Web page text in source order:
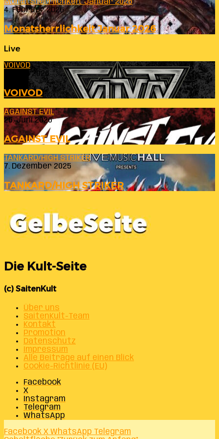
4. Februar 2026
Monatsherrlichkeit Januar 2026
Live
VOIVOD
23. Juli 2026
VOIVOD
AGAINST EVIL
26. Juni 2026
AGAINST EVIL
TANKARD/HIGH STRIKER
7. Dezember 2025
TANKARD/HIGH STRIKER
Die Kult-Seite
(c) SaitenKult
Über uns
SaitenKult-Team
Kontakt
Promotion
Datenschutz
Impressum
Alle Beiträge auf einen Blick
Cookie-Richtlinie (EU)
Facebook
X
Instagram
Telegram
WhatsApp
Facebook X WhatsApp Telegram